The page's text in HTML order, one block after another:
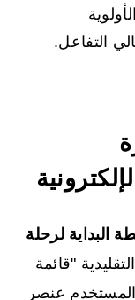
لرحلة
"قائمة
عنصر